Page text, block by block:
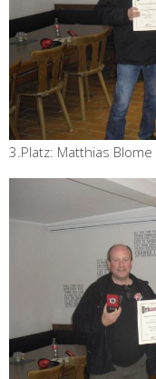
3.Platz: Matthias Blome